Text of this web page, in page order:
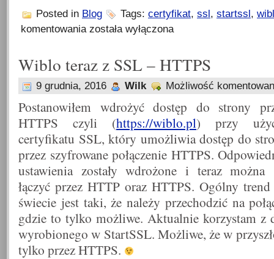
Posted in Blog Tags: certyfikat, ssl, startssl,
komentowania Brak
(Chrome,
została wyłączona
Wiblo teraz z SSL – HTTPS
9 grudnia, 2016 Wilk Możliwość
Postanowiłem wdrożyć dostęp do strony
HTTPS czyli (https://wiblo.pl) przy
certyfikatu SSL, który umożliwia dostęp do
przez szyfrowane połączenie HTTPS.
ustawienia zostały wdrożone i teraz można
łączyć przez HTTP oraz HTTPS. Ogólny trend
świecie jest taki, że należy przechodzić na
gdzie to tylko możliwe. Aktualnie korzystam z
wyrobionego w StartSSL. Możliwe, że w
tylko przez HTTPS.